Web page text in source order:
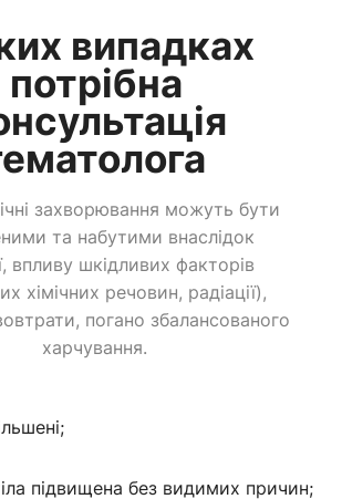
випадках
потрібна
захворювання можуть бути
та набутими внаслідок
впливу шкідливих факторів
хімічних речовин, радіації),
погано збалансованого
харчування.
підвищена без видимих ​​причин;